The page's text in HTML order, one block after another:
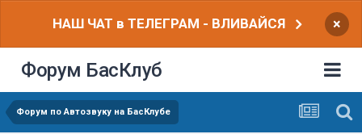
НАШ ЧАТ в ТЕЛЕГРАМ - ВЛИВАЙСЯ ×
Форум БасКлуб
Форум по Автозвуку на БасКлубе